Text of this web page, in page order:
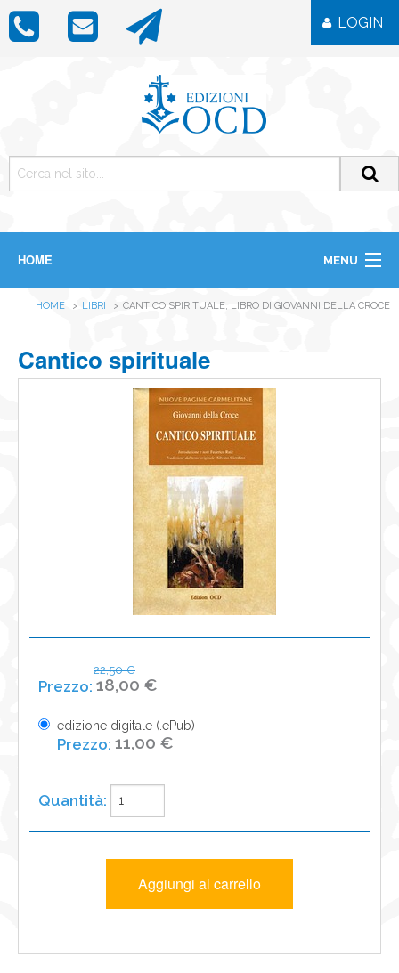
LOGIN
HOME MENU
LIBRI
ICONE
IMMAGINI
HOME LIBRI CANTICO SPIRITUALE, LIBRO DI GIOVANNI DELLA CROCE
Cantico spirituale
22,50 €
18,00 €
edizione digitale (.ePub)
11,00 €